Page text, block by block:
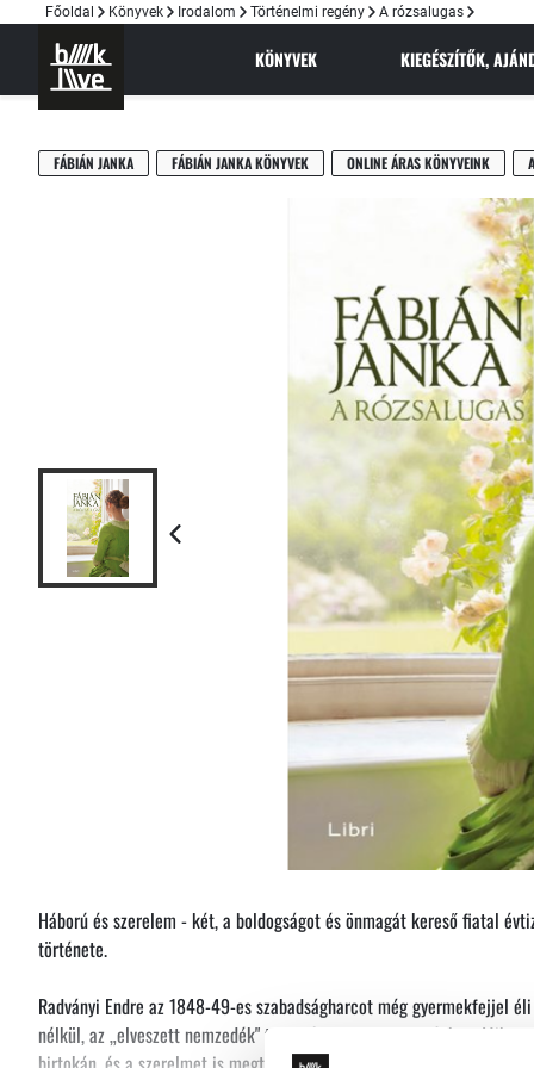
Főoldal Könyvek Irodalom Történelmi regény A rózsalugas
KÖNYVEK KIEGÉSZÍTŐK,
FÁBIÁN JANKA FÁBIÁN JANKA KÖNYVEK ONLINE ÁRAS KÖNYVEINK
Háború és szerelem - két, a boldogságot és önmagát kereső fiatal
története.
Radványi Endre az 1848-49-es szabadságharcot még gyermekfejjel
nélkül, az „elveszett nemzedék" tagjaként tengődik a világban. Mikor